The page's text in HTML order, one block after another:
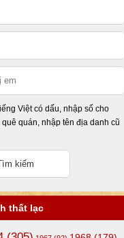
Việt có dấu, nhập số cho
quán, nhập tên địa danh cũ
thất lạc